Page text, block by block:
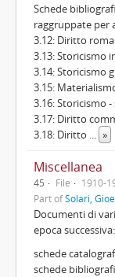
Schede
raggruppate per
3.12: Diritto
3.13: Storicismo
3.14: Storicismo
3.15:
3.16: Storicismo
3.17: Diritto
3.18: Diritto ... »
Miscellanea
45 File
1910-
Part ofSolari,
Documenti di
epoca successiva:
schede
schede